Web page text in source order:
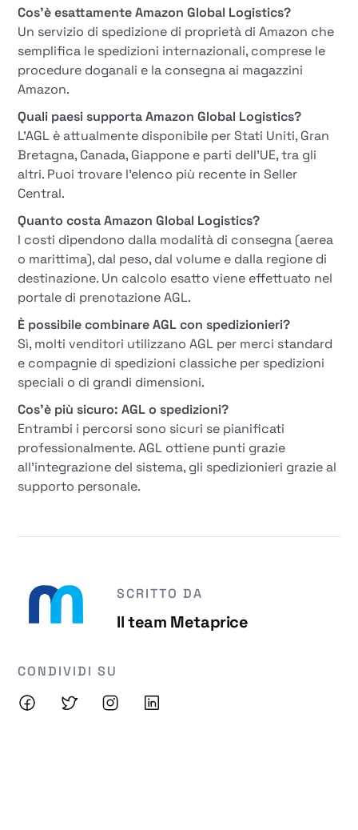
Cos'è esattamente Amazon Global Logistics?
Un servizio di spedizione di proprietà di Amazon che
semplifica le spedizioni internazionali, comprese le
procedure doganali e la consegna ai magazzini
Amazon.
Quali paesi supporta Amazon Global Logistics?
L'AGL è attualmente disponibile per Stati Uniti, Gran
Bretagna, Canada, Giappone e parti dell'UE, tra gli
altri. Puoi trovare l'elenco più recente in Seller
Central.
Quanto costa Amazon Global Logistics?
I costi dipendono dalla modalità di consegna (aerea
o marittima), dal peso, dal volume e dalla regione di
destinazione. Un calcolo esatto viene effettuato nel
portale di prenotazione AGL.
È possibile combinare AGL con spedizionieri?
Sì, molti venditori utilizzano AGL per merci standard
e compagnie di spedizioni classiche per spedizioni
speciali o di grandi dimensioni.
Cos'è più sicuro: AGL o spedizioni?
Entrambi i percorsi sono sicuri se pianificati
professionalmente. AGL ottiene punti grazie
all'integrazione del sistema, gli spedizionieri grazie al
supporto personale.
SCRITTO DA
Il team Metaprice
CONDIVIDI SU